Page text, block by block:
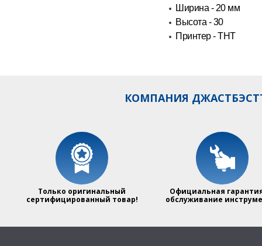
Ширина - 20 мм
Высота - 30
Принтер - ТНТ
КОМПАНИЯ
Только оригинальный
сертифицированный товар!
Официальная
обслуживание